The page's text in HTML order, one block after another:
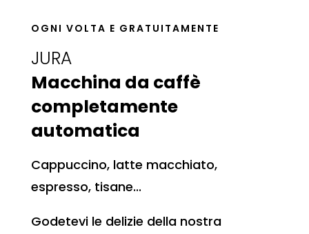
OGNI VOLTA E GRATUITAMENTE
JURA
Macchina da caffè
completamente
automatica
Cappuccino, latte macchiato,
espresso, tisane...
Godetevi le delizie della nostra